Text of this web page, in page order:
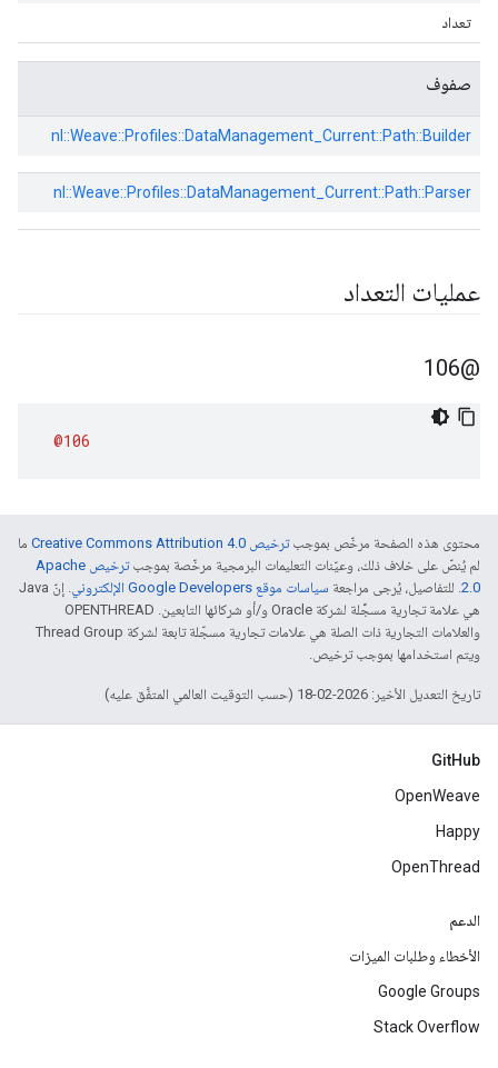
تعداد
صفوف
nl::Weave::Profiles::DataManagement_Current::Path::Builder
nl::Weave::Profiles::DataManagement_Current::Path::Parser
عمليات التعداد
@106
@106
محتوى هذه الصفحة مرخّص بموجبترخيص Creative Commons Attribution 4.0‏
ما
لم يُنصّ على خلاف ذلك، وعيّنات التعليمات البرمجية مرخّصة بموجب
ترخيص Apache
2.0‏. للتفاصيل، يُرجى مراجعة سياسات موقع Google Developers الإلكتروني
. إنّ Java
هي علامة تجارية مسجَّلة لشركة Oracle و/أو شركائها التابعين. ‫OPENTHREAD
والعلامات التجارية ذات الصلة هي علامات تجارية مسجّلة تابعة لشركة Thread Group
ويتم استخدامها بموجب ترخيص.
تاريخ التعديل الأخير: 2026-02-18 (حسب التوقيت العالمي المتفَّق عليه)
GitHub
OpenWeave
Happy
OpenThread
الدعم
الأخطاء وطلبات الميزات
Google Groups
Stack Overflow